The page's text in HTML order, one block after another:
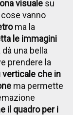
visuale su
vanno
ma la
le immagini
una bella
prendere la
verticale che in
ma permette
il quadro per i